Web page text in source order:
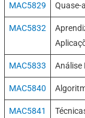
MAC5829 Quase-
MAC5832
MAC5833 Análise
MAC5840
MAC5841